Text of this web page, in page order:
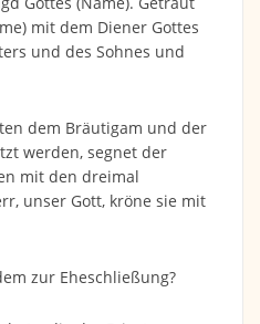
mit dem Diener Gottes
und des Sohnes und
dem Bräutigam und der
werden, segnet der
mit den dreimal
unser Gott, kröne sie mit
zur Eheschließung?